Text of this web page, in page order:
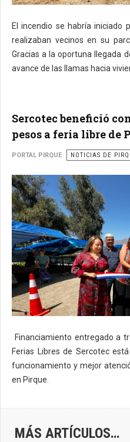
El incendio se habría iniciado
realizaban vecinos en su
Gracias a la oportuna llegada
avance de las llamas hacia
Sercotec benefició
pesos a feria libre de
PORTAL PIRQUE NOTICIAS DE
Financiamiento entregado a
Ferias Libres de Sercotec
funcionamiento y mejor
en Pirque.
MÁS ARTÍCULOS…